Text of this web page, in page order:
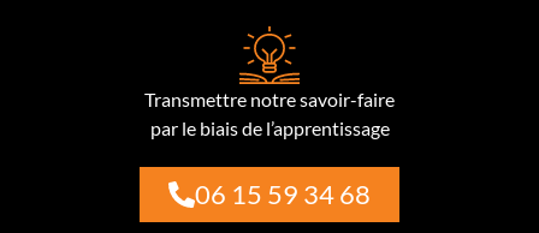
Transmettre notre savoir-faire
par le biais de l’apprentissage
06 15 59 34 68